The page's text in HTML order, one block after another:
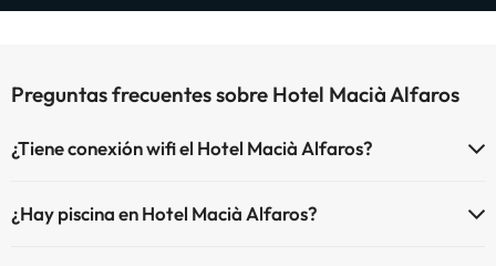
Preguntas frecuentes sobre Hotel Macià Alfaros
¿Tiene conexión wifi el Hotel Macià Alfaros?
El Hotel Macià Alfaros dispone de Wi-Fi.
¿Hay piscina en Hotel Macià Alfaros?